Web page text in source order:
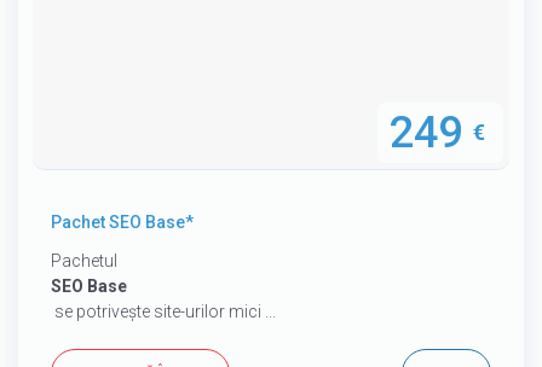
249 €
Pachet SEO Base*
Pachetul
SEO Base
se potrivește site-urilor mici ...